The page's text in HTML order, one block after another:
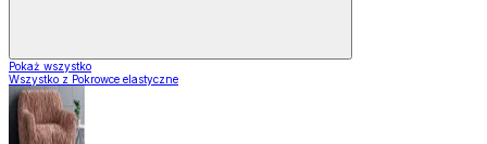
Pokaż wszystko
Wszystko z Pokrowce elastyczne